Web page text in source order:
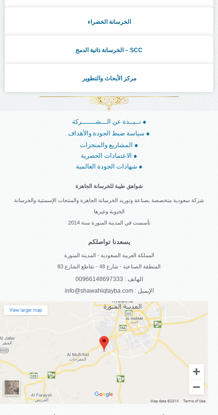
الخرسانة الخضراء
الخرسانة ذاتية الدمج – SCC
مركز الأبحاث والتطوير
نــبــذة عن الـــشـــــــركة ●
سياسة ضبط الجودة والأهداف ●
المشاريع والمنجزات ●
الاعتمادات الحصرية ●
شهادات الجودة العالمية ●
شواهق طيبة للخرسانة الجاهزة
شركة سعودية متخصصة بصناعة وتوريد الخرسانة الجاهزة والمنتجات الإسمنتية والخرسانة
الحيوية وغيرها
تأسست في المدينة المنورة سنة 2014
يسعدنا تواصلكم
المملكة العربية السعودية - المدينة المنورة
المنطقة الصناعية - شارع 48 - تقاطع الشارع 83
الهاتف : 00966148697333
info@shawahiqtayba.com : الإيميل